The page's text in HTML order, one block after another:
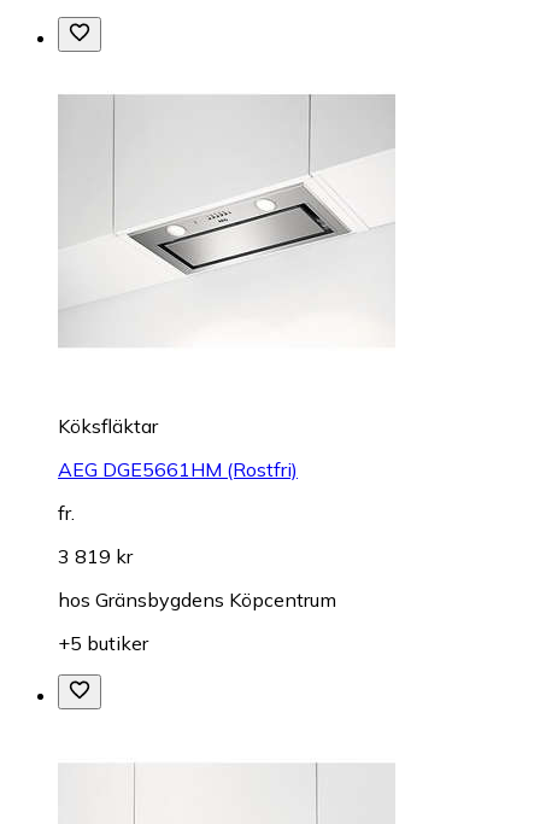
Köksfläktar
AEG DGE5661HM (Rostfri)
fr.
3 819 kr
hos Gränsbygdens Köpcentrum
+5 butiker